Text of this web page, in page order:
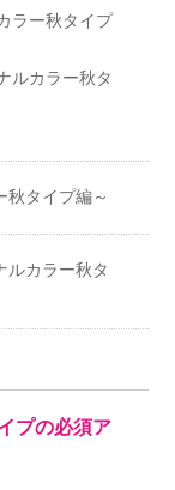
ラー秋タイプ
ルカラー秋タ
秋タイプ編～
ルカラー秋タ
プの必須ア